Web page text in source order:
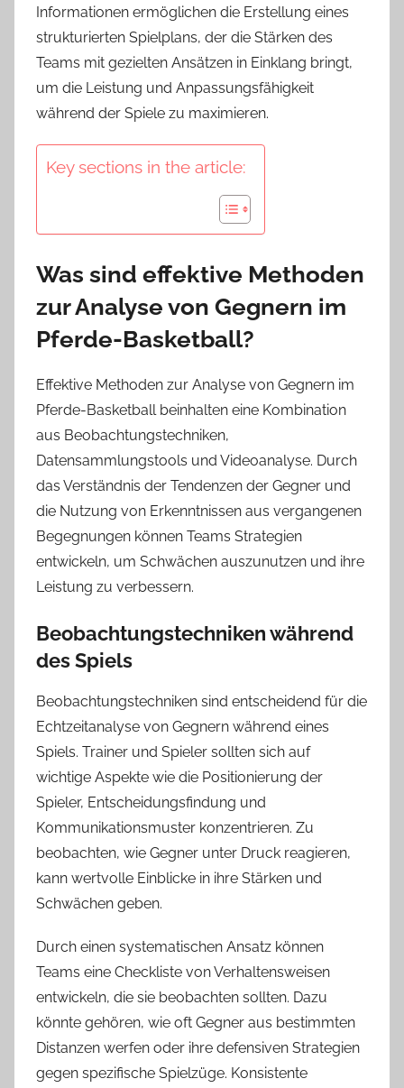
Informationen ermöglichen die Erstellung eines
strukturierten Spielplans, der die Stärken des
Teams mit gezielten Ansätzen in Einklang bringt,
um die Leistung und Anpassungsfähigkeit
während der Spiele zu maximieren.
Key sections in the article:
Was sind effektive Methoden
zur Analyse von Gegnern im
Pferde-Basketball?
Effektive Methoden zur Analyse von Gegnern im
Pferde-Basketball beinhalten eine Kombination
aus Beobachtungstechniken,
Datensammlungstools und Videoanalyse. Durch
das Verständnis der Tendenzen der Gegner und
die Nutzung von Erkenntnissen aus vergangenen
Begegnungen können Teams Strategien
entwickeln, um Schwächen auszunutzen und ihre
Leistung zu verbessern.
Beobachtungstechniken während
des Spiels
Beobachtungstechniken sind entscheidend für die
Echtzeitanalyse von Gegnern während eines
Spiels. Trainer und Spieler sollten sich auf
wichtige Aspekte wie die Positionierung der
Spieler, Entscheidungsfindung und
Kommunikationsmuster konzentrieren. Zu
beobachten, wie Gegner unter Druck reagieren,
kann wertvolle Einblicke in ihre Stärken und
Schwächen geben.
Durch einen systematischen Ansatz können
Teams eine Checkliste von Verhaltensweisen
entwickeln, die sie beobachten sollten. Dazu
könnte gehören, wie oft Gegner aus bestimmten
Distanzen werfen oder ihre defensiven Strategien
gegen spezifische Spielzüge. Konsistente